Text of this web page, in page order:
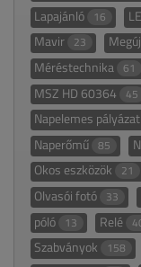
Lapajánló 16
Mavir 23
Méréstechnika 61
MSZ HD 60364 45
Napelemes pályázat
Naperőmű 85
Okos eszközök 21
Olvasói fotó 33
póló 13 Relé
Szabványok 158